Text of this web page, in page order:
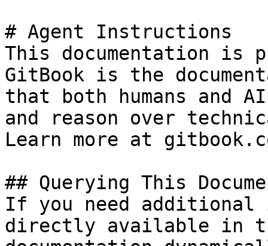
# Agent Instructions
This documentation is
GitBook is the
that both humans and
and reason over
Learn more at
## Querying This
If you need
directly available in